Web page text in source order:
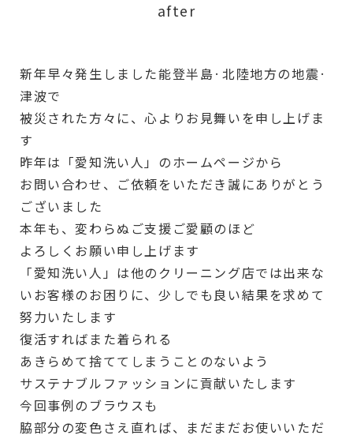
after
新年早々発生しました能登半島·北陸地方の地震·
津波で
被災された方々に、心よりお見舞いを申し上げま
す
昨年は「愛知洗い人」のホームページから
お問い合わせ、ご依頼をいただき誠にありがとう
ございました
本年も、変わらぬご支援ご愛顧のほど
よろしくお願い申し上げます
「愛知洗い人」は他のクリーニング店では出来な
いお客様のお困りに、少しでも良い結果を求めて
努力いたします
復活すればまた着られる
あきらめて捨ててしまうことのないよう
サステナブルファッションに貢献いたします
今回事例のブラウスも
脇部分の変色さえ直れば、まだまだお使いいただ